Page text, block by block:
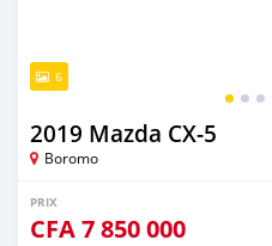
6
2019 Mazda CX-5
Boromo
PRIX
CFA7 850 000